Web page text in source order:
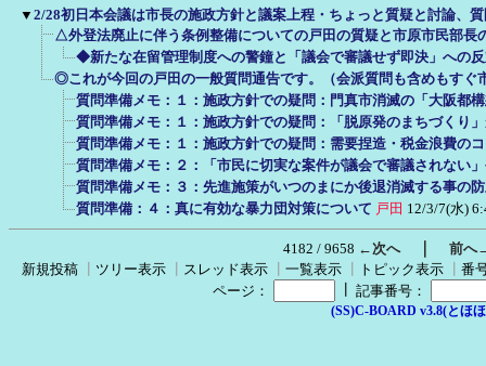
▼ 2/28初日本会議は市長の施政方針と議案上程・ちょっと質疑と討論、
△外登法廃止に伴う条例整備についての戸田の質疑と市原市民部長
◆新たな在留管理制度への警鐘と「議会で審議せず即決」への
◎これが今回の戸田の一般質問通告です。（会派質問も含めもすぐ
質問準備メモ：１：施政方針での疑問：門真市消滅の「大阪都
質問準備メモ：１：施政方針での疑問：「脱原発のまちづくり
質問準備メモ：１：施政方針での疑問：需要捏造・税金浪費の
質問準備メモ：２：「市民に切実な案件が議会で審議されない
質問準備メモ：３：先進施策がいつのまにか後退消滅する事の
質問準備：４：真に有効な暴力団対策について 戸田 12/3/7(水)
4182 / 9658 ←次へ｜ 前へ
新規投稿
ツリー表示 スレッド表示 一覧表示 トピック表示
番
ページ：
記事番号：
(SS)C-BOARD v3.8(とほ